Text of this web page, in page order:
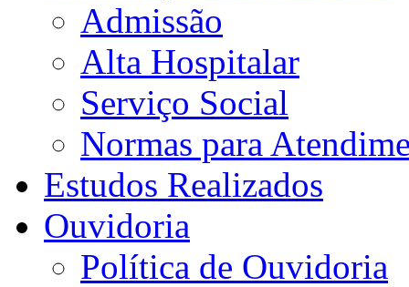
Admissão
Alta Hospitalar
Serviço Social
Normas para
Estudos Realizados
Ouvidoria
Política de Ouvidoria